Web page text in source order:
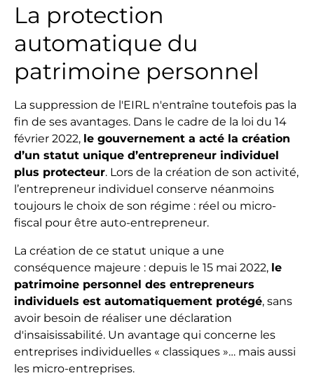
La protection
automatique du
patrimoine personnel
La suppression de l'EIRL n'entraîne toutefois pas la
fin de ses avantages. Dans le cadre de la loi du 14
février 2022, le gouvernement a acté la création
d’un statut unique d’entrepreneur individuel
plus protecteur. Lors de la création de son activité,
l’entrepreneur individuel conserve néanmoins
toujours le choix de son régime : réel ou micro-
fiscal pour être auto-entrepreneur.
La création de ce statut unique a une
conséquence majeure : depuis le 15 mai 2022, le
patrimoine personnel des entrepreneurs
individuels est automatiquement protégé, sans
avoir besoin de réaliser une déclaration
d'insaisissabilité. Un avantage qui concerne les
entreprises individuelles « classiques »… mais aussi
les micro-entreprises.